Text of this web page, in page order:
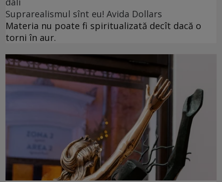
Suprarealismul sînt eu! Avida Dollars
Materia nu poate fi spiritualizată decît dacă o
torni în aur.